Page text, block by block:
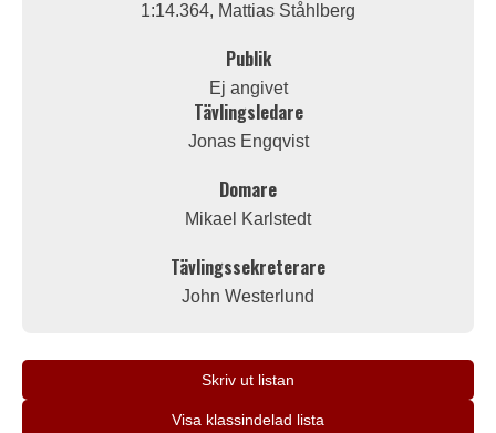
1:14.364, Mattias Ståhlberg
Publik
Ej angivet
Tävlingsledare
Jonas Engqvist
Domare
Mikael Karlstedt
Tävlingssekreterare
John Westerlund
Skriv ut listan
Visa klassindelad lista